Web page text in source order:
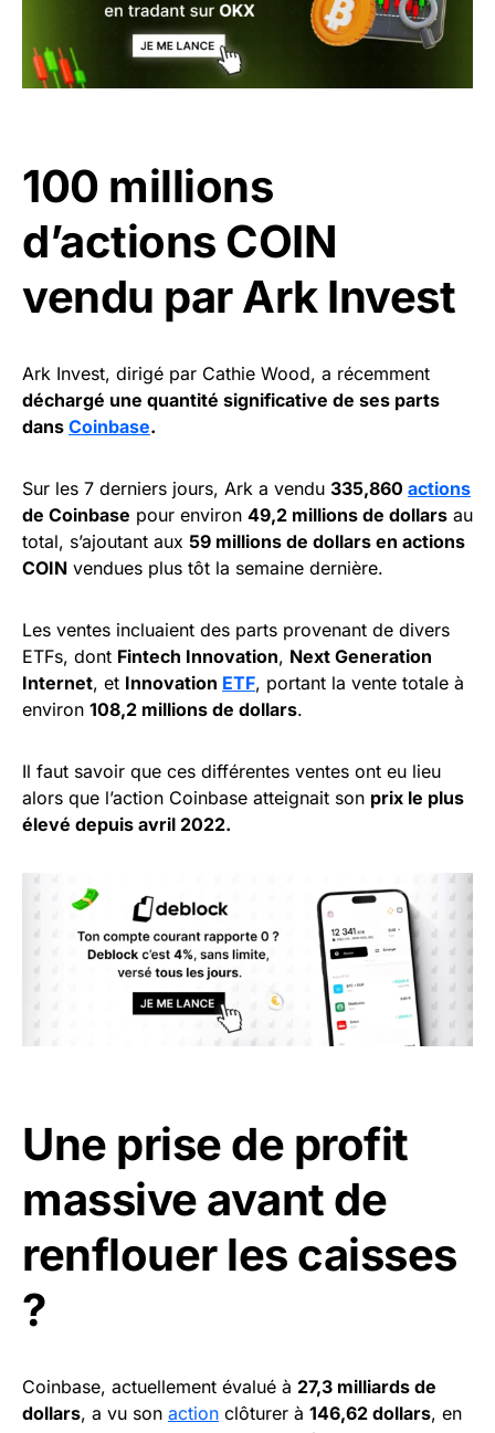
100 millions
d’actions COIN
vendu par Ark Invest
Ark Invest, dirigé par Cathie Wood, a récemment
déchargé une quantité significative de ses parts
dans Coinbase.
Sur les 7 derniers jours, Ark a vendu 335,860 actions
de Coinbase pour environ 49,2 millions de dollars au
total, s’ajoutant aux 59 millions de dollars en actions
COIN vendues plus tôt la semaine dernière.
Les ventes incluaient des parts provenant de divers
ETFs, dont Fintech Innovation, Next Generation
Internet, et Innovation ETF, portant la vente totale à
environ 108,2 millions de dollars.
Il faut savoir que ces différentes ventes ont eu lieu
alors que l’action Coinbase atteignait son prix le plus
élevé depuis avril 2022.
Une prise de profit
massive avant de
renflouer les caisses
?
Coinbase, actuellement évalué à 27,3 milliards de
dollars, a vu son action clôturer à 146,62 dollars, en